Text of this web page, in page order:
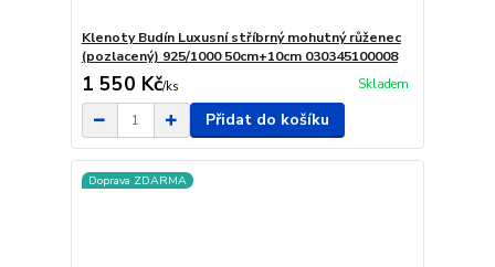
Klenoty Budín Luxusní stříbrný mohutný růženec
(pozlacený) 925/1000 50cm+10cm 030345100008
1 550 Kč/ks Skladem
Přidat do košíku
Doprava ZDARMA